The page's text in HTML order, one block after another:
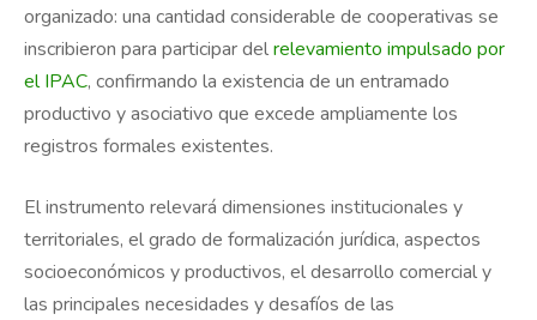
organizado: una cantidad considerable de cooperativas se
inscribieron para participar delrelevamiento impulsado por
el IPAC, confirmando la existencia de un entramado
productivo y asociativo que excede ampliamente los
registros formales existentes.
El instrumento relevará dimensiones institucionales y
territoriales, el grado de formalización jurídica, aspectos
socioeconómicos y productivos, el desarrollo comercial y
las principales necesidades y desafíos de las